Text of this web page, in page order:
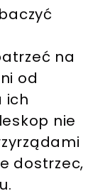
na
od
ich
nie
dostrzec,